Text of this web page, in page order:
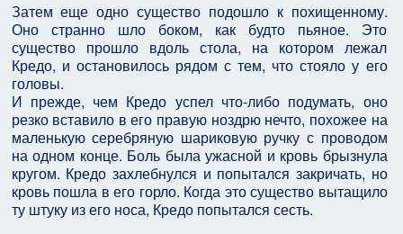
Затем еще одно существо подошло к похищенному.
Оно странно шло боком, как будто пьяное. Это
существо прошло вдоль стола, на котором лежал
Кредо, и остановилось рядом с тем, что стояло у его
головы.
И прежде, чем Кредо успел что-либо подумать, оно
резко вставило в его правую ноздрю нечто, похожее на
маленькую серебряную шариковую ручку с проводом
на одном конце. Боль была ужасной и кровь брызнула
кругом. Кредо захлебнулся и попытался закричать, но
кровь пошла в его горло. Когда это существо вытащило
ту штуку из его носа, Кредо попытался сесть.